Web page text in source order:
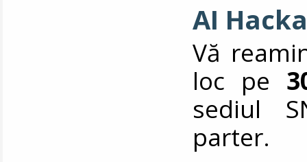
AI
Vă
loc pe
sediul
parter.